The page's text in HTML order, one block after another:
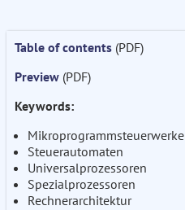
Table of contents (PDF)
Preview (PDF)
Keywords:
Mikroprogrammsteuerwerke
Steuerautomaten
Universalprozessoren
Spezialprozessoren
Rechnerarchitektur